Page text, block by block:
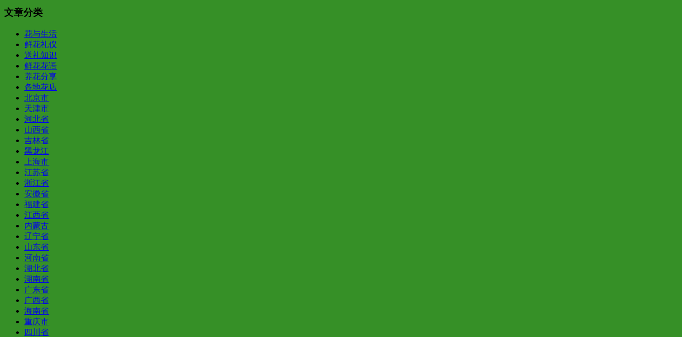
文章分类
花与生活
鲜花礼仪
送礼知识
鲜花花语
养花分享
各地花店
北京市
天津市
河北省
山西省
吉林省
黑龙江
上海市
江苏省
浙江省
安徽省
福建省
江西省
内蒙古
辽宁省
山东省
河南省
湖北省
湖南省
广东省
广西省
海南省
重庆市
四川省